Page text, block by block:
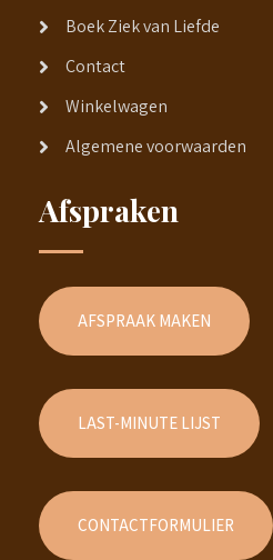
Boek Ziek van Liefde
Contact
Winkelwagen
Algemene voorwaarden
Afspraken
AFSPRAAK MAKEN
LAST-MINUTE LIJST
CONTACTFORMULIER